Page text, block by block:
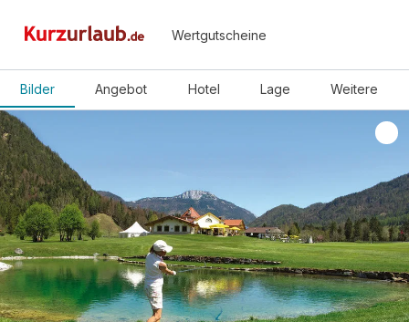
Wertgutscheine
Bilder Angebot Hotel Lage Weitere